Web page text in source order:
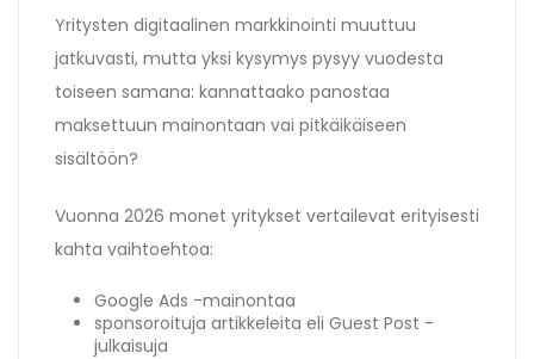
Yritysten digitaalinen markkinointi muuttuu
jatkuvasti, mutta yksi kysymys pysyy vuodesta
toiseen samana: kannattaako panostaa
maksettuun mainontaan vai pitkäikäiseen
sisältöön?
Vuonna 2026 monet yritykset vertailevat erityisesti
kahta vaihtoehtoa:
Google Ads -mainontaa
sponsoroituja artikkeleita eli Guest Post -
julkaisuja